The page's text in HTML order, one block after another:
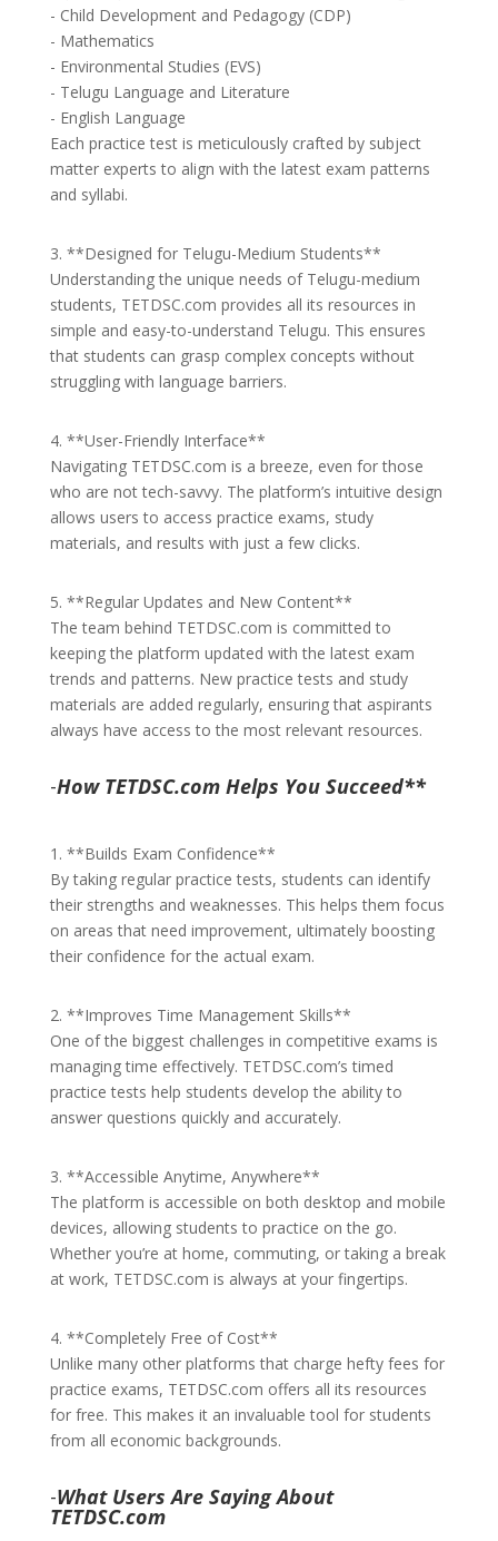
- Child Development and Pedagogy (CDP)
- Mathematics
- Environmental Studies (EVS)
- Telugu Language and Literature
- English Language
Each practice test is meticulously crafted by subject
matter experts to align with the latest exam patterns
and syllabi.
3. **Designed for Telugu-Medium Students**
Understanding the unique needs of Telugu-medium
students, TETDSC.com provides all its resources in
simple and easy-to-understand Telugu. This ensures
that students can grasp complex concepts without
struggling with language barriers.
4. **User-Friendly Interface**
Navigating TETDSC.com is a breeze, even for those
who are not tech-savvy. The platform’s intuitive design
allows users to access practice exams, study
materials, and results with just a few clicks.
5. **Regular Updates and New Content**
The team behind TETDSC.com is committed to
keeping the platform updated with the latest exam
trends and patterns. New practice tests and study
materials are added regularly, ensuring that aspirants
always have access to the most relevant resources.
-How TETDSC.com Helps You Succeed**
1. **Builds Exam Confidence**
By taking regular practice tests, students can identify
their strengths and weaknesses. This helps them focus
on areas that need improvement, ultimately boosting
their confidence for the actual exam.
2. **Improves Time Management Skills**
One of the biggest challenges in competitive exams is
managing time effectively. TETDSC.com’s timed
practice tests help students develop the ability to
answer questions quickly and accurately.
3. **Accessible Anytime, Anywhere**
The platform is accessible on both desktop and mobile
devices, allowing students to practice on the go.
Whether you’re at home, commuting, or taking a break
at work, TETDSC.com is always at your fingertips.
4. **Completely Free of Cost**
Unlike many other platforms that charge hefty fees for
practice exams, TETDSC.com offers all its resources
for free. This makes it an invaluable tool for students
from all economic backgrounds.
-What Users Are Saying About
TETDSC.com